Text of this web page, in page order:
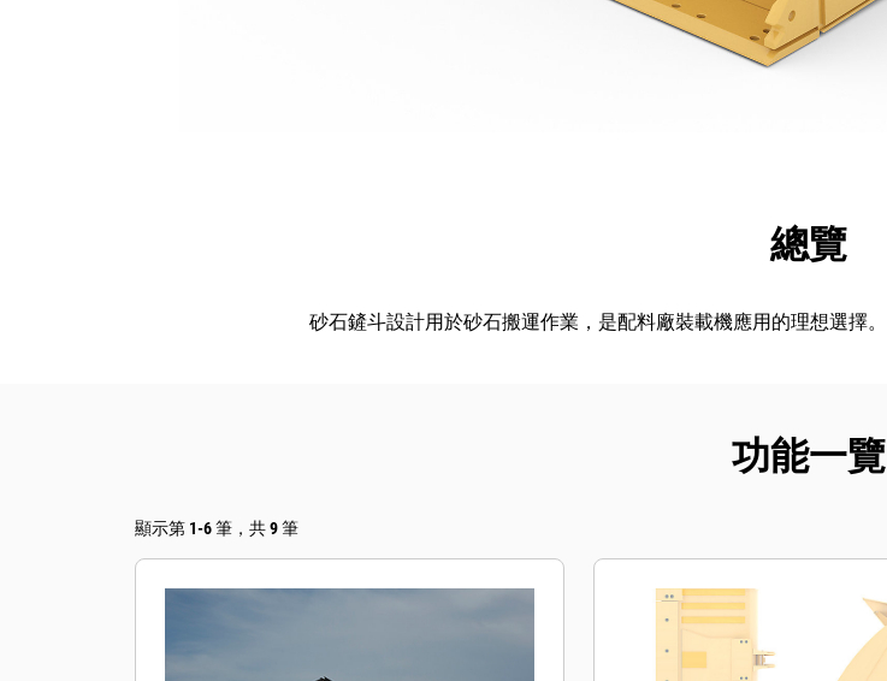
導覽總覽
砂石鏟斗設計用於砂石搬運作業，是配料廠裝載機應用的理想選擇。
功能一覽
顯示第 1-6 筆，共 9 筆